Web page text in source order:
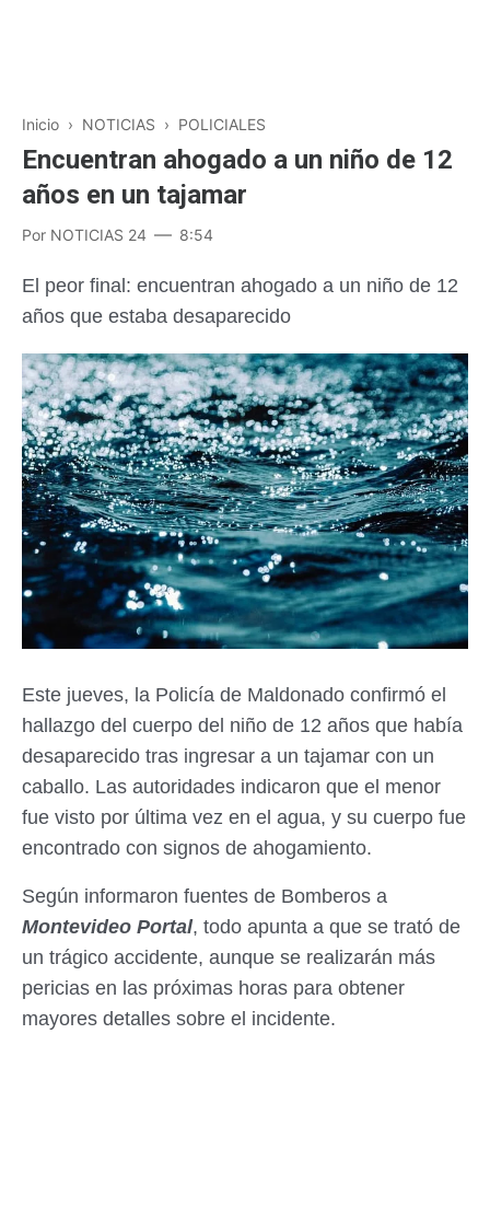
Inicio › NOTICIAS › POLICIALES
Encuentran ahogado a un niño de 12
años en un tajamar
Por NOTICIAS 24 8:54
El peor final: encuentran ahogado a un niño de 12
años que estaba desaparecido
Este jueves, la Policía de Maldonado confirmó el
hallazgo del cuerpo del niño de 12 años que había
desaparecido tras ingresar a un tajamar con un
caballo. Las autoridades indicaron que el menor
fue visto por última vez en el agua, y su cuerpo fue
encontrado con signos de ahogamiento.
Según informaron fuentes de Bomberos a
Montevideo Portal, todo apunta a que se trató de
un trágico accidente, aunque se realizarán más
pericias en las próximas horas para obtener
mayores detalles sobre el incidente.